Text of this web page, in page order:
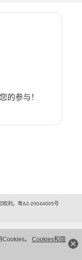
。 Cookies和隐
的参与！
权利。粤A2-20044005号